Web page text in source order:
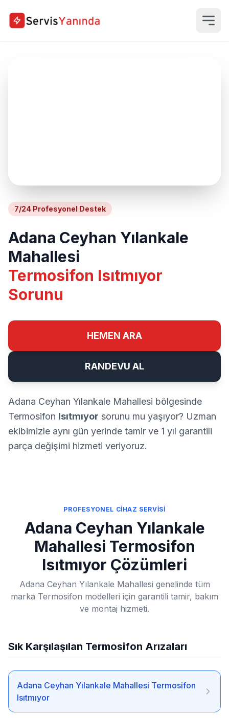
7/24 Profesyonel Destek
Adana Ceyhan Yılankale
Mahallesi
Termosifon Isıtmıyor
Sorunu
HEMEN ARA
RANDEVU AL
Adana Ceyhan Yılankale Mahallesi bölgesinde
Termosifon Isıtmıyor sorunu mu yaşıyor? Uzman
ekibimizle aynı gün yerinde tamir ve 1 yıl garantili
parça değişimi hizmeti veriyoruz.
PROFESYONEL CİHAZ SERVİSİ
Adana Ceyhan Yılankale
Mahallesi Termosifon
Isıtmıyor Çözümleri
Adana Ceyhan Yılankale Mahallesi genelinde tüm
marka Termosifon modelleri için garantili tamir, bakım
ve montaj hizmeti.
Sık Karşılaşılan Termosifon Arızaları
Adana Ceyhan Yılankale Mahallesi Termosifon
Isıtmıyor